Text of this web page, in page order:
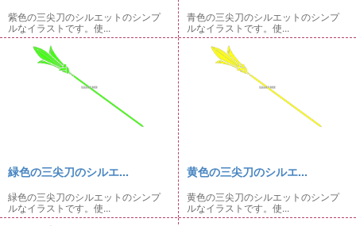
紫色の三尖刀のシルエットのシンプ
ルなイラストです。使...
青色の三尖刀のシルエットのシンプ
ルなイラストです。使...
緑色の三尖刀のシルエ...
緑色の三尖刀のシルエットのシンプ
ルなイラストです。使...
黄色の三尖刀のシルエ...
黄色の三尖刀のシルエットのシンプ
ルなイラストです。使...